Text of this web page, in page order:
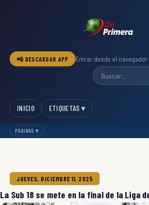
📲 DESCARGAR APP Entrar desde el
INICIO ETIQUETAS ▾
PÁGINAS ▾
JUEVES, DICIEMBRE 11, 2025
La Sub 18 se mete en la final de la Liga